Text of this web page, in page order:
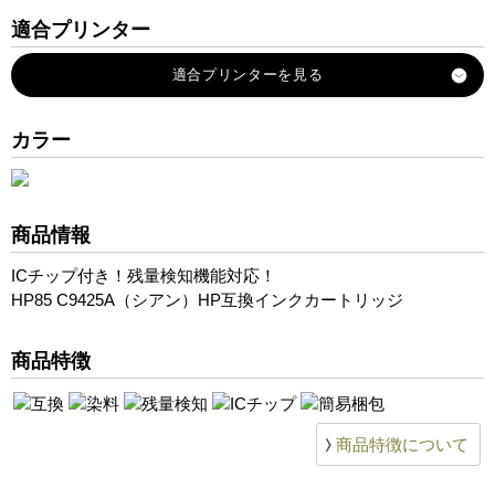
適合プリンター
Designjet-30
Designjet-90r
カラー
商品情報
ICチップ付き！残量検知機能対応！
HP85 C9425A（シアン）HP互換インクカートリッジ
商品特徴
商品特徴について